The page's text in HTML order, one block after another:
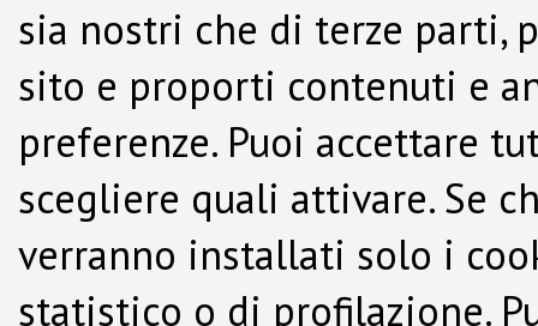
sia nostri che di terze parti,
sito e proporti contenuti e
preferenze. Puoi accettare
scegliere quali attivare. Se
verranno installati solo i
statistico o di profilazione.